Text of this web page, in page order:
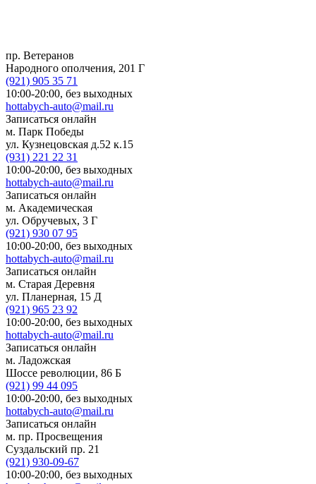
пр. Ветеранов
Народного ополчения, 201 Г
(921) 905 35 71
10:00-20:00, без выходных
hottabych-auto@mail.ru
Записаться онлайн
м. Парк Победы
ул. Кузнецовская д.52 к.15
(931) 221 22 31
10:00-20:00, без выходных
hottabych-auto@mail.ru
Записаться онлайн
м. Академическая
ул. Обручевых, 3 Г
(921) 930 07 95
10:00-20:00, без выходных
hottabych-auto@mail.ru
Записаться онлайн
м. Старая Деревня
ул. Планерная, 15 Д
(921) 965 23 92
10:00-20:00, без выходных
hottabych-auto@mail.ru
Записаться онлайн
м. Ладожская
Шоссе революции, 86 Б
(921) 99 44 095
10:00-20:00, без выходных
hottabych-auto@mail.ru
Записаться онлайн
м. пр. Просвещения
Суздальский пр. 21
(921) 930-09-67
10:00-20:00, без выходных